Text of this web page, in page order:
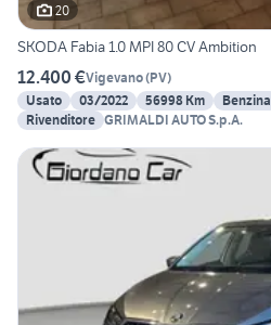
20
SKODA Fabia 1.0 MPI 80 CV Ambition
12.400 €Vigevano(PV)
Usato
03/2022 56998 Km Benzina
Rivenditore GRIMALDI AUTO S.p.A.